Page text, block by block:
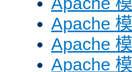
Apache
Apache
Apache